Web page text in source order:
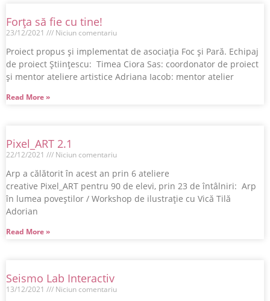
Forţa să fie cu tine!
23/12/2021 Niciun comentariu
Proiect propus şi implementat de asociaţia Foc şi Pară. Echipaj
de proiect Științescu: Timea Ciora Sas: coordonator de proiect
şi mentor ateliere artistice Adriana Iacob: mentor atelier
Read More »
Pixel_ART 2.1
22/12/2021 Niciun comentariu
Arp a călătorit în acest an prin 6 ateliere
creative Pixel_ART pentru 90 de elevi, prin 23 de întâlniri: Arp
în lumea poveștilor / Workshop de ilustrație cu Vică Tilă
Adorian
Read More »
Seismo Lab Interactiv
13/12/2021 Niciun comentariu